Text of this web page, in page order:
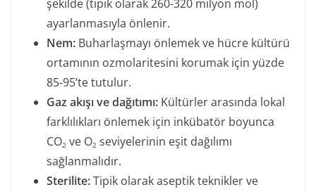
şekilde (tipik olarak 260-320 milyon mol)
ayarlanmasıyla önlenir.
Nem: Buharlaşmayı önlemek ve hücre kültürü
ortamının ozmolaritesini korumak için yüzde
85-95’te tutulur.
Gaz akışı ve dağıtımı: Kültürler arasında lokal
farklılıkları önlemek için inkübatör boyunca
CO2 ve O2 seviyelerinin eşit dağılımı
sağlanmalıdır.
Sterilite:Tipik olarak aseptik teknikler ve